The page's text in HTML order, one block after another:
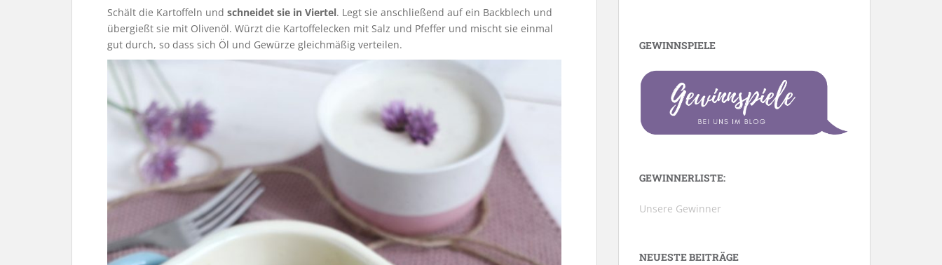
Schält die Kartoffeln und schneidet sie in Viertel. Legt sie anschließend auf ein Backblech und
übergießt sie mit Olivenöl. Würzt die Kartoffelecken mit Salz und Pfeffer und mischt sie einmal
gut durch, so dass sich Öl und Gewürze gleichmäßig verteilen.
GEWINNSPIELE
GEWINNERLISTE:
Unsere Gewinner
NEUESTE BEITRÄGE